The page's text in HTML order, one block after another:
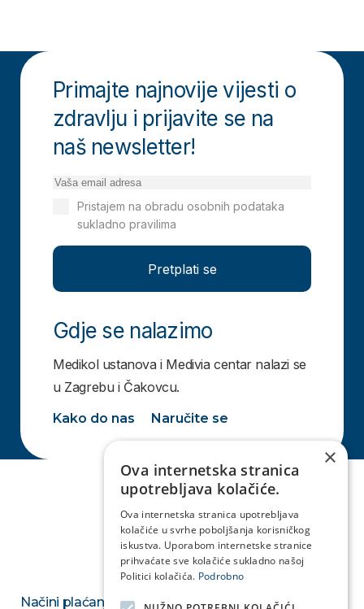
Primajte najnovije vijesti o
zdravlju i prijavite se na
naš newsletter!
Pretplati se
Pristajem na obradu osobnih podataka
sukladno pravilima
Gdje se nalazimo
Medikol ustanova i Medivia centar nalazi se
u Zagrebu i Čakovcu.
Kako do nas Naručite se
Načini plaćanja
×
Ova internetska stranica
upotrebljava kolačiće.
Ova internetska stranica upotrebljava
kolačiće u svrhe poboljšanja korisničkog
iskustva. Uporabom internetske stranice
prihvaćate sve kolačiće sukladno našoj
Politici kolačića. Podrobno